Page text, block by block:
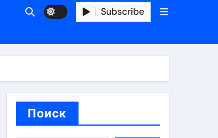
и патентного права
Subscribe
Поиск